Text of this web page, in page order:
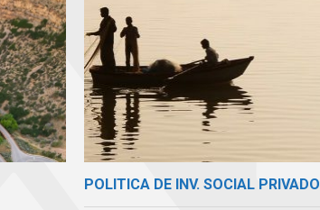
POLITICA DE INV. SOCIAL PRIVADO